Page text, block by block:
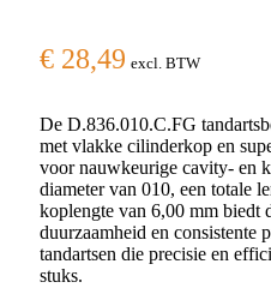
€ 28,49 excl. BTW
De D.836.010.C.FG
met vlakke cilinderkop en
voor nauwkeurige cavity- en
diameter van 010, een totale
koplengte van 6,00 mm biedt
duurzaamheid en consistente
tandartsen die precisie en
stuks.